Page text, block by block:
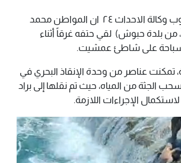
الاحداث- افاد مندوب وكالة الاحداث ٢٤ ان المواطن محمد
(30 عاماً، من بلدة حبوش) لقي حتفه غرقاً أثناء
على شاطئ عمشيت.
تمكنت عناصر من وحدة الإنقاذ البحري في
الجثة من المياه، حيث تم نقلها إلى براد
الإجراءات اللازمة.